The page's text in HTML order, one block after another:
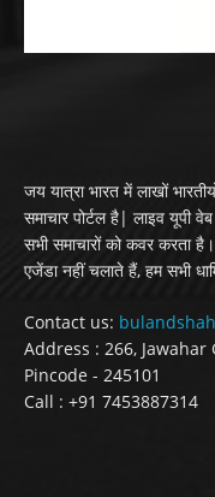
जय यात्रा भारत में लाखों
समाचार पोर्टल है| लाइव यूपी
सभी समाचारों को कवर करता
एजेंडा नहीं चलाते हैं, हम सभी
Contact us:
Address : 266,
Pincode - 245101
Call : +91 7453887314